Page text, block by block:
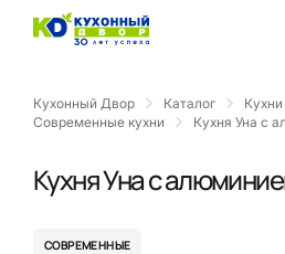
Кухонный Двор Каталог
Кухни
Современные кухни
Кухня Уна с
Кухня Уна с
СОВРЕМЕННЫЕ